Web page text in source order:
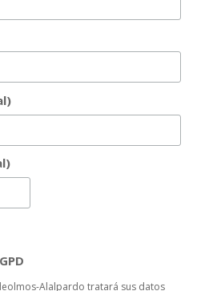
Alalpardo tratará sus datos